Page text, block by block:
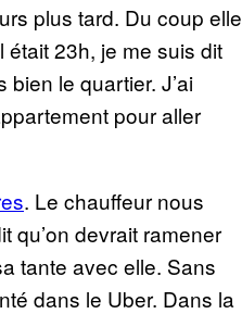
plus tard. Du coup elle
était 23h, je me suis dit
le quartier. J’ai
pour aller
. Le chauffeur nous
qu’on devrait ramener
tante avec elle. Sans
dans le Uber. Dans la